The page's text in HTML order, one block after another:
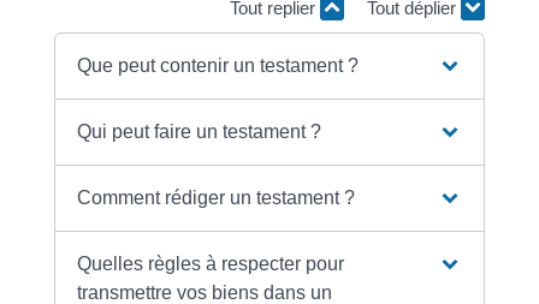
Tout replier Tout déplier
Que peut contenir un testament ?
Qui peut faire un testament ?
Comment rédiger un testament ?
Quelles règles à respecter pour
transmettre vos biens dans un